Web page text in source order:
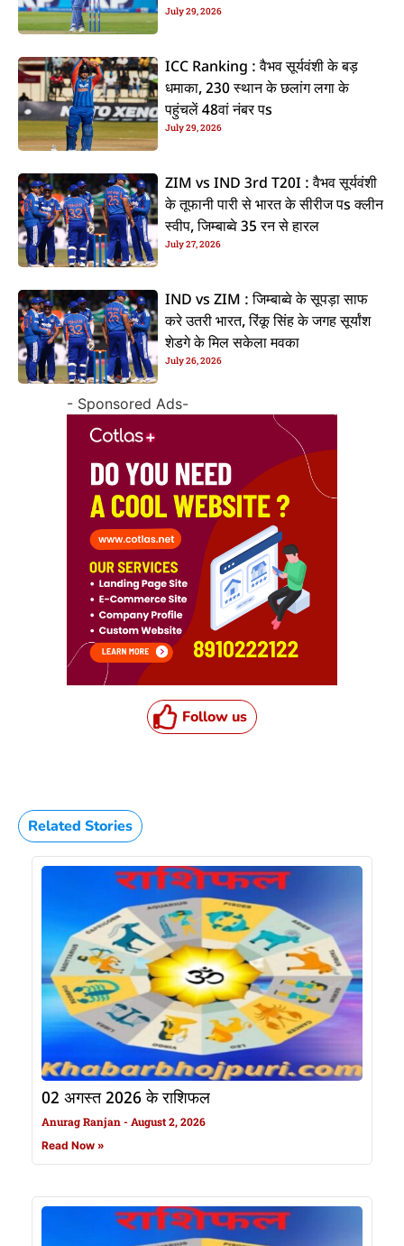
July 29, 2026
ICC Ranking : वैभव सूर्यवंशी के बड़
धमाका, 230 स्थान के छलांग लगा के
पहुंचलें 48वां नंबर पs
July 29, 2026
ZIM vs IND 3rd T20I : वैभव सूर्यवंशी
के तूफानी पारी से भारत के सीरीज पs क्लीन
स्वीप, जिम्बाब्वे 35 रन से हारल
July 27, 2026
IND vs ZIM : जिम्बाब्वे के सूपड़ा साफ
करे उतरी भारत, रिंकू सिंह के जगह सूर्यांश
शेडगे के मिल सकेला मवका
July 26, 2026
- Sponsored Ads-
Follow us
Related Stories
02 अगस्त 2026 के राशिफल
Anurag Ranjan August 2, 2026
Read Now »